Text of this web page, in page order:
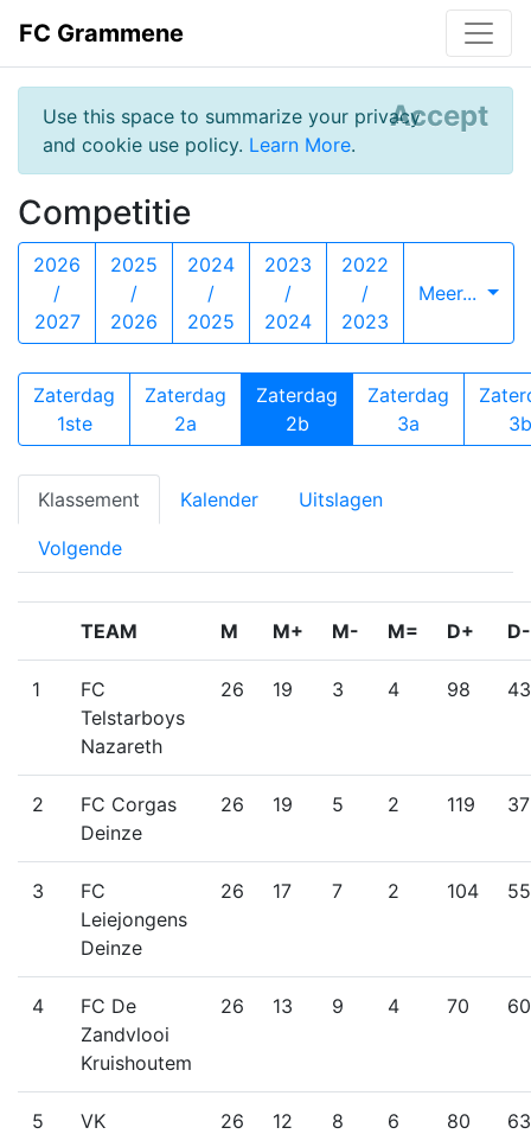
FC Grammene
Use this space to summarize your privacy
and cookie use policy. Learn More.
Accept
Competitie
2026
/
2027
2025
/
2026
2024
/
2025
2023
/
2024
2022
/
2023
Meer...
Zaterdag
1ste
Zaterdag
2a
Zaterdag
2b
Zaterdag
3a
3b
Klassement Kalender Uitslagen
Volgende
TEAM M M+ M- M= D+ D-
1
FC
Telstarboys
Nazareth
26 19 3 4 98 43
2
FC Corgas
Deinze
26 19 5 2 119 37
3
FC
Leiejongens
Deinze
26 17 7 2 104 55
4
FC De
Zandvlooi
Kruishoutem
26 13 9 4 70 60
5
VK
26 12 8 6 80 63